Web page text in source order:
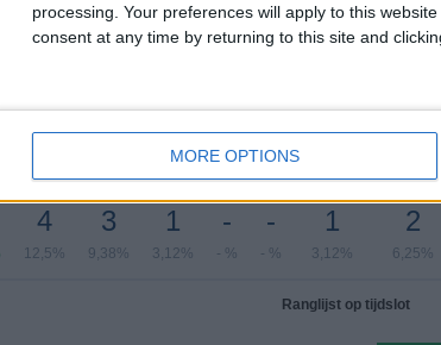
processing. Your preferences will apply to this
consent at any time by returning to this site and
MORE OPTIONS
Aantal wedstrijden per maand
MAART
4
12,5%
APRIL
3
9,38%
MEI
1
3,12%
JUNI
-
- %
JULI
-
- %
AUGUSTUS
1
3,12%
2
6,25%
Ranglijst op tijdslot